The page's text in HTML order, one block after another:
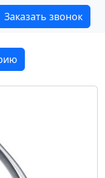
Заказать звонок